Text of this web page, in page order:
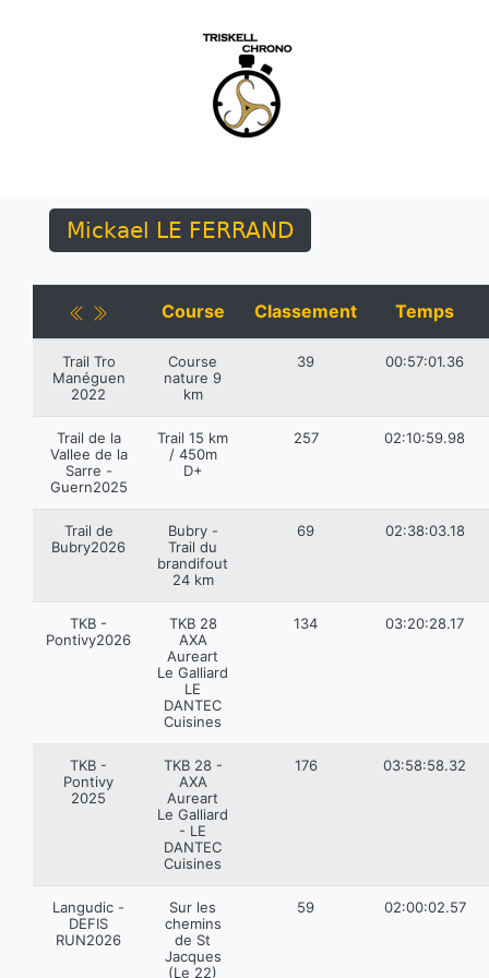
Mickael LE FERRAND
Course Classement Temps
Trail Tro
Manéguen
2022
Course
nature 9
km
39 00:57:01.36
Trail de la
Vallee de la
Sarre -
Guern2025
Trail 15 km
/ 450m
D+
257 02:10:59.98
Trail de
Bubry2026
Bubry -
Trail du
brandifout
24 km
69 02:38:03.18
TKB -
Pontivy2026
TKB 28
AXA
Aureart
Le Galliard
LE
DANTEC
Cuisines
134 03:20:28.17
TKB -
Pontivy
2025
TKB 28 -
AXA
Aureart
Le Galliard
- LE
DANTEC
Cuisines
176 03:58:58.32
Langudic -
DEFIS
RUN2026
Sur les
chemins
de St
Jacques
(Le 22)
59 02:00:02.57